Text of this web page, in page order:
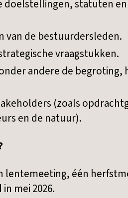
statuten
van de bestuurdersleden.
vraagstukken.
andere de begroting,
(zoals
en de natuur).
lentemeeting, één
mei 2026.